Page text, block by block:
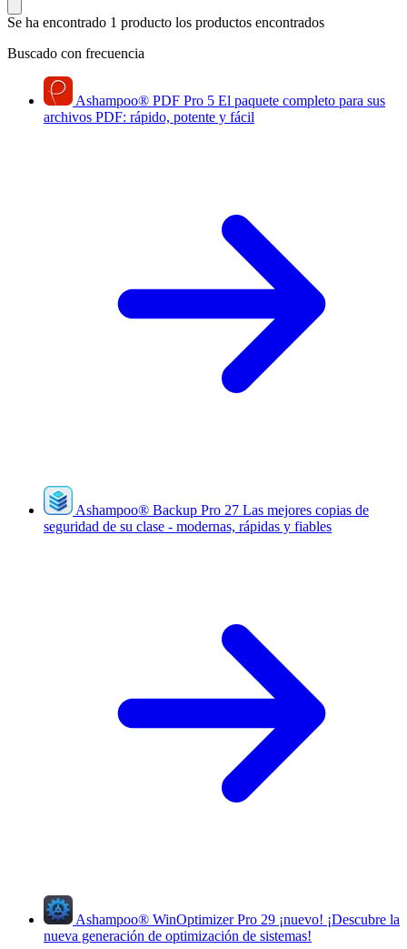
Se ha encontrado 1 producto los productos encontrados
Buscado con frecuencia
Ashampoo® PDF Pro 5 El paquete completo para sus
archivos PDF: rápido, potente y fácil
Ashampoo® Backup Pro 27 Las mejores copias de
seguridad de su clase - modernas, rápidas y fiables
Ashampoo® WinOptimizer Pro 29 ¡nuevo! ¡Descubre la
nueva generación de optimización de sistemas!